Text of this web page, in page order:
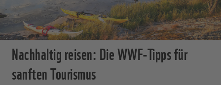
Nachhaltig reisen: Die WWF-Tipps für
sanften Tourismus